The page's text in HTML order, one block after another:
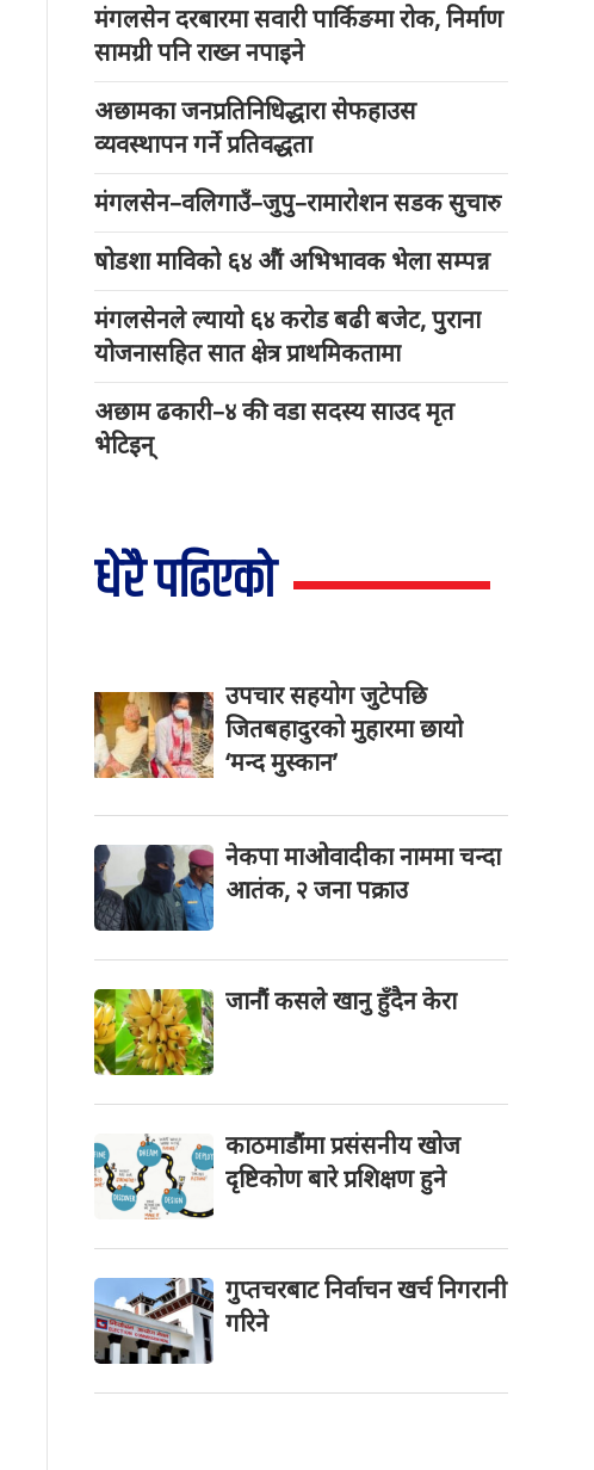
मंगलसेन दरबारमा सवारी पार्किङमा रोक, निर्माण
सामग्री पनि राख्न नपाइने
अछामका जनप्रतिनिधिद्धारा सेफहाउस
व्यवस्थापन गर्ने प्रतिवद्धता
मंगलसेन–वलिगाउँ–जुपु–रामारोशन सडक सुचारु
षोडशा माविको ६४ औं अभिभावक भेला सम्पन्न
मंगलसेनले ल्यायो ६४ करोड बढी बजेट, पुराना
योजनासहित सात क्षेत्र प्राथमिकतामा
अछाम ढकारी–४ की वडा सदस्य साउद मृत
भेटिइन्
धेरै पढिएको
उपचार सहयोग जुटेपछि
जितबहादुरको मुहारमा छायो
‘मन्द मुस्कान’
नेकपा माओवादीका नाममा चन्दा
आतंक, २ जना पक्राउ
जानौं कसले खानु हुँदैन केरा
काठमाडौंमा प्रसंसनीय खोज
दृष्टिकोण बारे प्रशिक्षण हुने
गुप्तचरबाट निर्वाचन खर्च निगरानी
गरिने